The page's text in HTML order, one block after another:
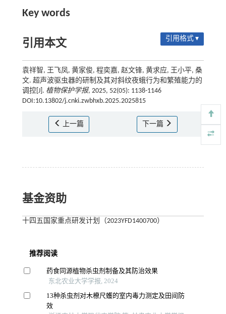
Key words
引用本文 引用格式 ▾
袁祥智, 王飞凤, 黄家俊, 程奕嘉, 赵文锋, 黄求应, 王小平, 桑
文. 超声波驱虫器的研制及其对斜纹夜蛾行为和繁殖能力的
调控[J]. 植物保护学报, 2025, 52(05): 1138-1146
DOI:10.13802/j.cnki.zwbhxb.2025.2025815
上一篇 下一篇
基金资助
十四五国家重点研发计划（2023YFD1400700）